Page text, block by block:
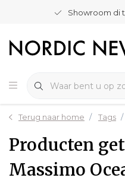
Showroom di
Terug naar home Tags
Producten
Massimo